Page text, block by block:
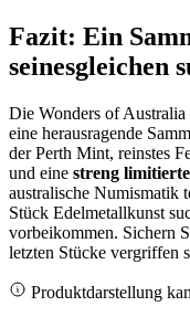
Fazit: Ein
seinesgleichen
Die Wonders of
eine herausragende
der Perth Mint, reinstes
und eine streng limitierte
australische Numismatik
Stück Edelmetallkunst
vorbeikommen. Sichern
letzten Stücke vergriffen
Produktdarstellung